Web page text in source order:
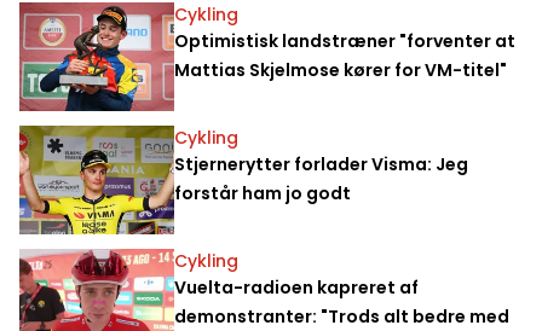
Cykling
Optimistisk landstræner "forventer at
Mattias Skjelmose kører for VM-titel"
Cykling
Stjernerytter forlader Visma: Jeg
forstår ham jo godt
Cykling
Vuelta-radioen kapreret af
demonstranter: "Trods alt bedre med